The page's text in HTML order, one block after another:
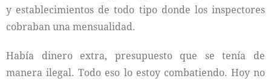
y establecimientos de todo tipo donde los inspectores
cobraban una mensualidad.
Había dinero extra, presupuesto que se tenía de
manera ilegal. Todo eso lo estoy combatiendo. Hoy no